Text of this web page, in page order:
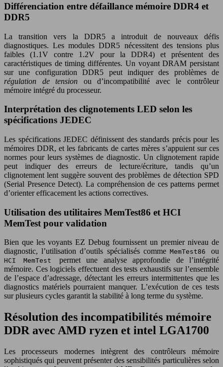
Différenciation entre défaillance mémoire DDR4 et
DDR5
La transition vers la DDR5 a introduit de nouveaux défis
diagnostiques. Les modules DDR5 nécessitent des tensions plus
faibles (1.1V contre 1.2V pour la DDR4) et présentent des
caractéristiques de timing différentes. Un voyant DRAM persistant
sur une configuration DDR5 peut indiquer des problèmes de
régulation de tension ou d’incompatibilité avec le contrôleur
mémoire intégré du processeur.
Interprétation des clignotements LED selon les
spécifications JEDEC
Les spécifications JEDEC définissent des standards précis pour les
mémoires DDR, et les fabricants de cartes mères s’appuient sur ces
normes pour leurs systèmes de diagnostic. Un clignotement rapide
peut indiquer des erreurs de lecture/écriture, tandis qu’un
clignotement lent suggère souvent des problèmes de détection SPD
(Serial Presence Detect). La compréhension de ces patterns permet
d’orienter efficacement les actions correctives.
Utilisation des utilitaires MemTest86 et HCI
MemTest pour validation
Bien que les voyants EZ Debug fournissent un premier niveau de
diagnostic, l’utilisation d’outils spécialisés comme MemTest86ou
HCI MemTest permet une analyse approfondie de l’intégrité
mémoire. Ces logiciels effectuent des tests exhaustifs sur l’ensemble
de l’espace d’adressage, détectant les erreurs intermittentes que les
diagnostics matériels pourraient manquer. L’exécution de ces tests
sur plusieurs cycles garantit la stabilité à long terme du système.
Résolution des incompatibilités mémoire
DDR avec AMD ryzen et intel LGA1700
Les processeurs modernes intègrent des contrôleurs mémoire
sophistiqués qui peuvent présenter des sensibilités particulières selon